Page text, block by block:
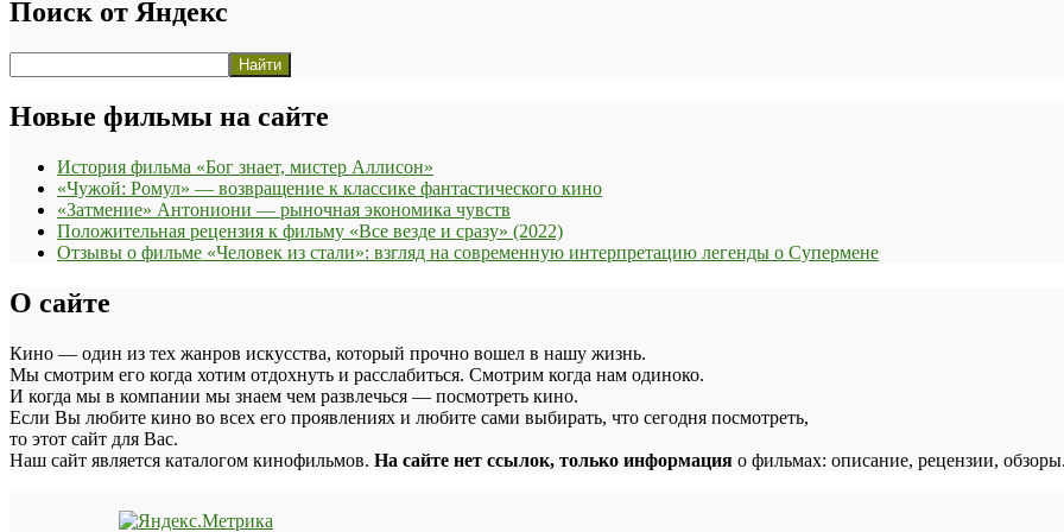
Поиск от Яндекс
Новые фильмы на сайте
История фильма «Бог знает, мистер Аллисон»
«Чужой: Ромул» — возвращение к классике фантастического кино
«Затмение» Антониони — рыночная экономика чувств
Положительная рецензия к фильму «Все везде и сразу» (2022)
Отзывы о фильме «Человек из стали»: взгляд на современную интерпретацию легенды о Супермене
О сайте
Кино — один из тех жанров искусства, который прочно вошел в нашу жизнь.
Мы смотрим его когда хотим отдохнуть и расслабиться. Смотрим когда нам одиноко.
И когда мы в компании мы знаем чем развлечься — посмотреть кино.
Если Вы любите кино во всех его проявлениях и любите сами выбирать, что сегодня посмотреть,
то этот сайт для Вас.
Наш сайт является каталогом кинофильмов. На сайте нет ссылок, только информация о фильмах: описание, рецензии,